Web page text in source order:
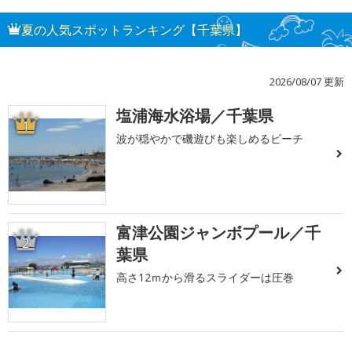
夏の人気スポットランキング【千葉県】
2026/08/07 更新
1 塩浦海水浴場／千葉県
波が穏やかで磯遊びも楽しめるビーチ
2
富津公園ジャンボプール／千
葉県
高さ12ｍから滑るスライダーは圧巻